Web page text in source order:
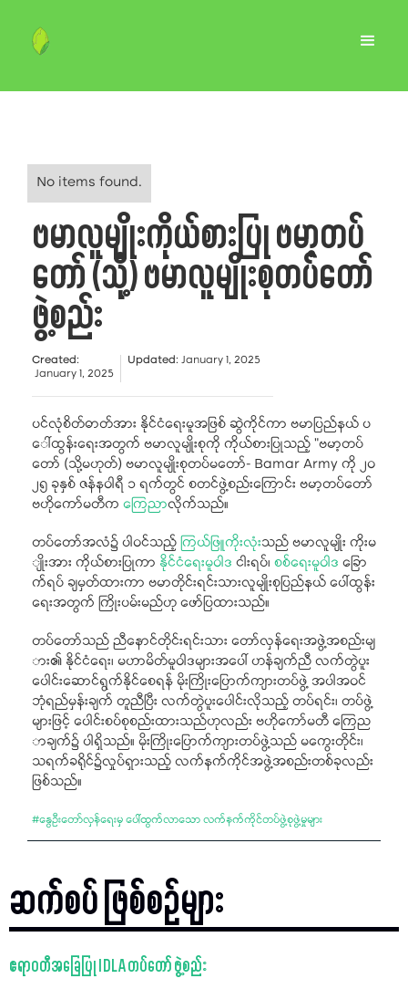
No items found.
ဗမာလူမျိုးကိုယ်စားပြု ဗမာ့တပ်
တော် (သို့) ဗမာလူမျိုးစုတပ်တော်
ဖွဲ့စည်း
Created:
January 1, 2025
Updated: January 1, 2025
ပင်လုံစိတ်ဓာတ်အား နိုင်ငံရေးမူအဖြစ် ဆွဲကိုင်ကာ ဗမာပြည်နယ် ပ
ေါ်ထွန်းရေးအတွက် ဗမာလူမျိုးစုကို ကိုယ်စားပြုသည့် "ဗမာ့တပ်
တော် (သို့မဟုတ်) ဗမာလူမျိုးစုတပ်မတော်- Bamar Army ကို ၂၀
၂၅ ခုနှစ် ဇန်နဝါရီ ၁ ရက်တွင် စတင်ဖွဲ့စည်းကြောင်း ဗမာ့တပ်တော်
ဗဟိုကော်မတီက ကြေညာလိုက်သည်။
တပ်တော်အလံ၌ ပါဝင်သည့် ကြယ်ဖြူကိုးလုံးသည် ဗမာလူမျိုး ကိုးမ
ျိုးအား ကိုယ်စားပြုကာ နိုင်ငံရေးမူဝါဒ ငါးရပ်၊ စစ်ရေးမူဝါဒ ခြော
က်ရပ် ချမှတ်ထားကာ ဗမာတိုင်းရင်းသားလူမျိုးစုပြည်နယ် ပေါ်ထွန်း
ရေးအတွက် ကြိုးပမ်းမည်ဟု ဖော်ပြထားသည်။
တပ်တော်သည် ညီနောင်တိုင်းရင်းသား တော်လှန်ရေးအဖွဲ့အစည်းမျ
ား၏ နိုင်ငံရေး၊ မဟာမိတ်မူဝါဒများအပေါ် ဟန်ချက်ညီ လက်တွဲပူး
ပေါင်းဆောင်ရွက်နိုင်စေရန် မိုးကြိုးပြောက်ကျားတပ်ဖွဲ့ အပါအဝင်
ဘုံရည်မှန်းချက် တူညီပြီး လက်တွဲပူးပေါင်းလိုသည့် တပ်ရင်း၊ တပ်ဖွဲ့
များဖြင့် ပေါင်းစပ်စုစည်းထားသည်ဟုလည်း ဗဟိုကော်မတီ ကြေည
ာချက်၌ ပါရှိသည်။ မိုးကြိုးပြောက်ကျားတပ်ဖွဲ့သည် မကွေးတိုင်း၊
သရက်ခရိုင်၌လှုပ်ရှားသည့် လက်နက်ကိုင်အဖွဲ့အစည်းတစ်ခုလည်း
ဖြစ်သည်။
#နွေဦးတော်လှန်ရေးမှ ပေါ်ထွက်လာသော လက်နက်ကိုင်တပ်ဖွဲ့စုဖွဲ့မှုများ
ဆက်စပ် ဖြစ်စဉ်များ
ဧရာဝတီအခြေပြု IDLA တပ်တော် ဖွဲ့စည်း